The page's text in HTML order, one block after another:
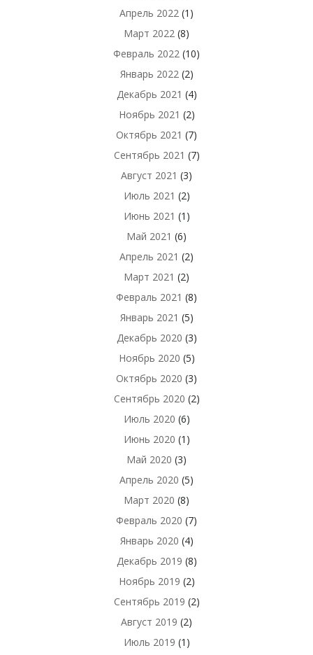
Апрель 2022 (1)
Март 2022 (8)
Февраль 2022 (10)
Январь 2022(2)
Декабрь 2021 (4)
Ноябрь 2021 (2)
Октябрь 2021 (7)
Сентябрь 2021 (7)
Август 2021 (3)
Июль 2021 (2)
Июнь 2021 (1)
Май 2021 (6)
Апрель 2021 (2)
Март 2021 (2)
Февраль 2021 (8)
Январь 2021 (5)
Декабрь 2020 (3)
Ноябрь 2020 (5)
Октябрь 2020 (3)
Сентябрь 2020 (2)
Июль 2020 (6)
Июнь 2020 (1)
Май 2020 (3)
Апрель 2020 (5)
Март 2020 (8)
Февраль 2020 (7)
Январь 2020 (4)
Декабрь 2019 (8)
Ноябрь 2019 (2)
Сентябрь 2019 (2)
Август 2019 (2)
Июль 2019 (1)